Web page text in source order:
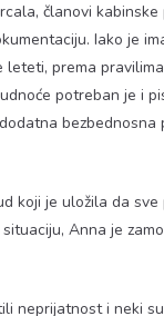
članovi
Iako je
leteti, prema
potreban je i
bezbednosna
koji je uložila da sve
Anna je
neprijatnost i neki